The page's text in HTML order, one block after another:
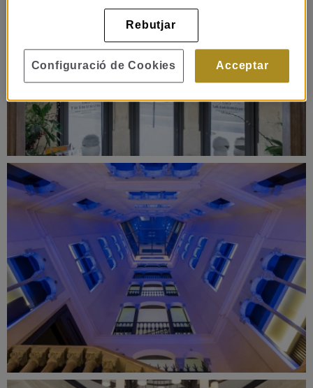
Rebutjar
Acceptar
Configuració de Cookies